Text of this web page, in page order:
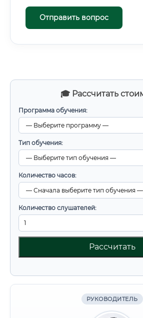
🎓 Рассчитать
Программа обучения:
Тип обучения:
Количество часов:
Количество слушателей:
Рассчитать
РУКОВОДИТЕЛЬ
Отправить вопрос